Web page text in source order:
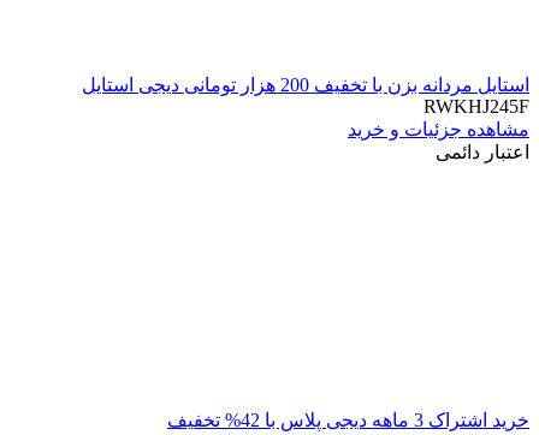
استایل مردانه بزن با تخفیف 200 هزار تومانی دیجی استایل
RWKHJ245F
مشاهده جزئیات و خرید
اعتبار دائمی
خرید اشتراک 3 ماهه دیجی پلاس با 42% تخفیف